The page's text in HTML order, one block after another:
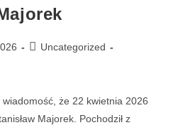
Uncategorized
że 22 kwietnia 2026
Majorek. Pochodził z